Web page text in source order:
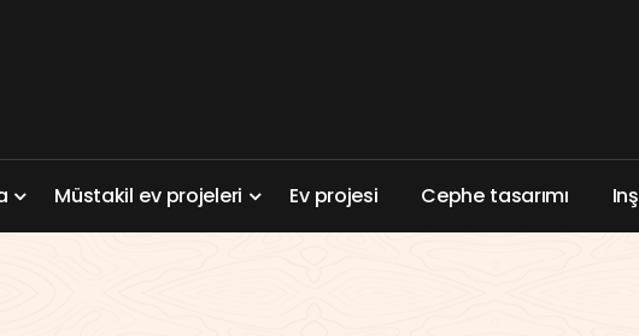
Müstakil ev projeleri Ev projesi Cephe tasarımı Inş